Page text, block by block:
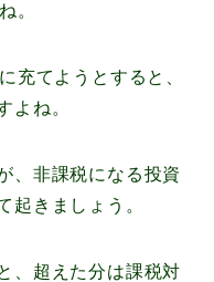
。
充てようとすると、
よね。
、非課税になる投資
起きましょう。
、超えた分は課税対